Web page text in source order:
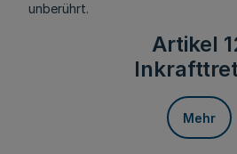
unberührt.
Artikel
Mehr